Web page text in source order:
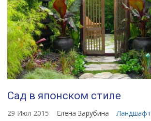
Сад в японском стиле
29 Июл 2015 Елена Зарубина Ландшафт